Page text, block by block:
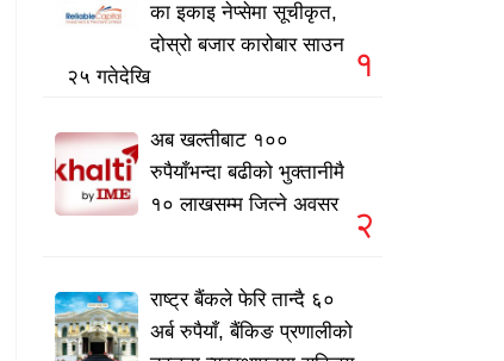
का इकाइ नेप्सेमा सूचीकृत,
दोस्रो बजार कारोबार साउन
२५ गतेदेखि
१
अब खल्तीबाट १००
रुपैयाँभन्दा बढीको भुक्तानीमै
१० लाखसम्म जित्ने अवसर
२
राष्ट्र बैंकले फेरि तान्दै ६०
अर्ब रुपैयाँ, बैंकिङ प्रणालीको